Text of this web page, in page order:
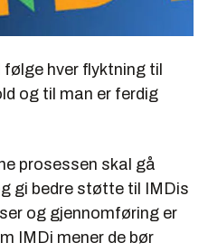
hver flyktning til
og til man er ferdig
prosessen skal gå
gi bedre støtte til IMDis
og gjennomføring er
IMDi mener de bør